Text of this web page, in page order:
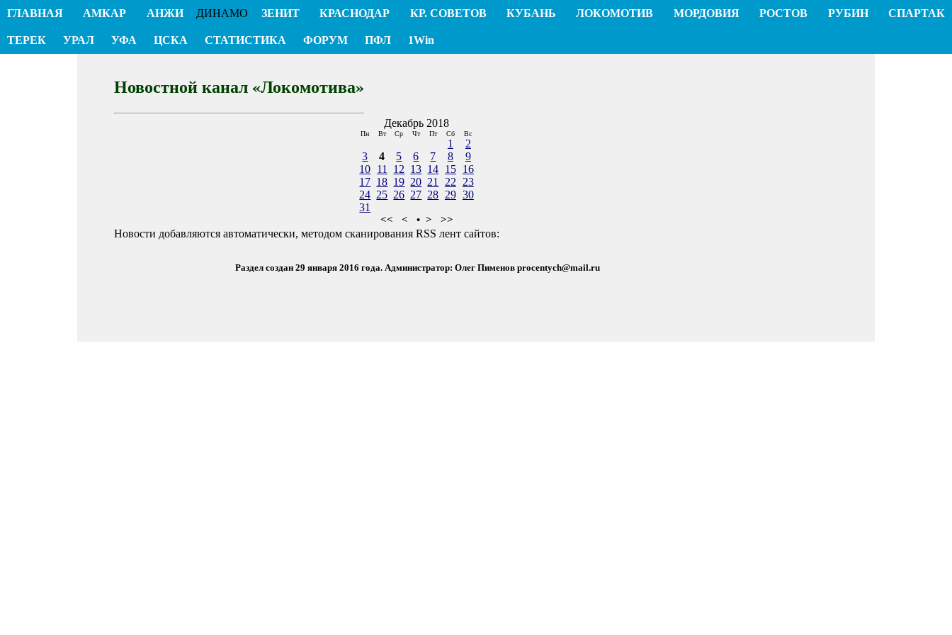
ГЛАВНАЯ АМКАР АНЖИ ДИНАМО ЗЕНИТ КРАСНОДАР КР. СОВЕТОВ КУБАНЬ ЛОКОМОТИВ МОРДОВИЯ РОСТОВ РУБИН СПАРТАК
ТЕРЕК УРАЛ УФА ЦСКА СТАТИСТИКА ФОРУМ ПФЛ 1Win
Новостной канал «Локомотива»
Декабрь 2018
Пн Вт Ср Чт Пт Сб Вс
1
2
3
4 5 6 7 8
9
10 11 12 13 14 15 16
17 18 19 20 21 22
23
24 25 26 27 28 29 30
31
<< < • > >>
Новости добавляются автоматически, методом сканирования RSS лент сайтов:
Раздел создан 29 января 2016 года. Администратор: Олег Пименов procentych@mail.ru